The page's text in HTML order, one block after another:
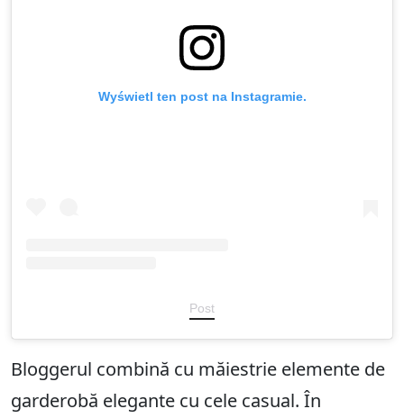
Wyświetl ten post na Instagramie.
Post
Bloggerul combină cu măiestrie elemente de
garderobă elegante cu cele casual. În